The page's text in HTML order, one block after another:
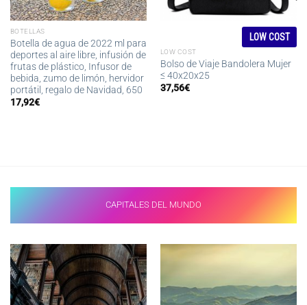
BOTELLAS
Botella de agua de 2022 ml para
deportes al aire libre, infusión de
frutas de plástico, Infusor de
bebida, zumo de limón, hervidor
portátil, regalo de Navidad, 650
17,92€
LOW COST
LOW COST
Bolso de Viaje Bandolera Mujer
≤ 40x20x25
37,56€
CAPITALES DEL MUNDO